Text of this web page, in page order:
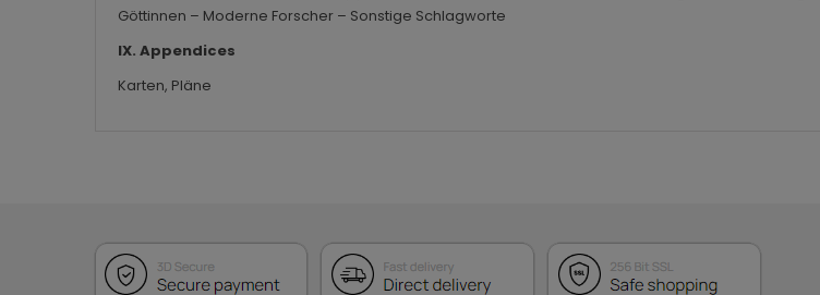
Göttinnen – Moderne Forscher – Sonstige Schlagworte
IX. Appendices
Karten, Pläne